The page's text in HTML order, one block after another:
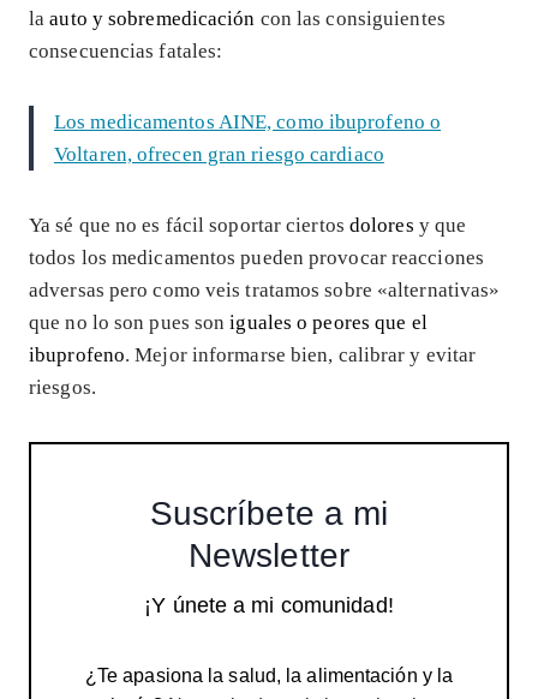
laauto y sobremedicación con las consiguientes
consecuencias fatales:
Los medicamentos AINE, como ibuprofeno o
Voltaren, ofrecen gran riesgo cardiaco
Ya sé que no es fácil soportar ciertos dolores y que
todos los medicamentos pueden provocar reacciones
adversas pero como veis tratamos sobre «alternativas»
que no lo son pues soniguales o peores que el
ibuprofeno. Mejor informarse bien, calibrar y evitar
riesgos.
Suscríbete a mi
Newsletter
¡Y únete a mi comunidad!
¿Te apasiona la salud, la alimentación y la